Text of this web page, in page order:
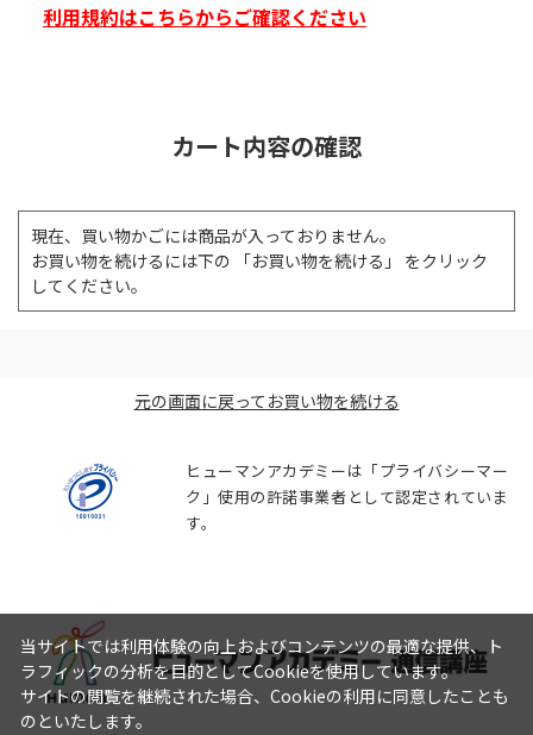
利用規約はこちらからご確認ください
カート内容の確認
現在、買い物かごには商品が入っておりません。
お買い物を続けるには下の 「お買い物を続ける」 をクリック
してください。
元の画面に戻ってお買い物を続ける
ヒューマンアカデミーは「プライバシーマー
ク」使用の許諾事業者として認定されていま
す。
当サイトでは利用体験の向上およびコンテンツの最適な提供、ト
ラフィックの分析を目的としてCookieを使用しています。
サイトの閲覧を継続された場合、Cookieの利用に同意したことも
のといたします。